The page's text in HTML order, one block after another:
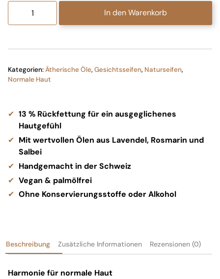
Kalahari
Gesichtsseife
In den Warenkorb
Kategorien:Ätherische Öle, Gesichtsseifen, Naturseifen,
Normale Haut
13 % Rückfettung für ein ausgeglichenes
Hautgefühl
Mit wertvollen Ölen aus Lavendel, Rosmarin und
Salbei
Handgemacht in der Schweiz
Vegan & palmölfrei
Ohne Konservierungsstoffe oder Alkohol
Beschreibung Zusätzliche Informationen Rezensionen (0)
Harmonie für normale Haut